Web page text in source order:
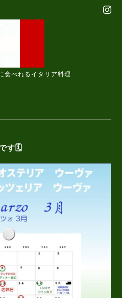
べれるイタリア料理
す🗓️